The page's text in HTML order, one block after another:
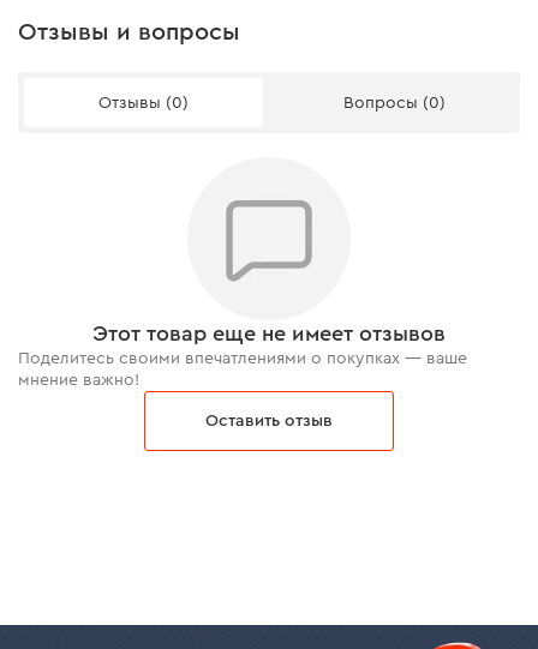
Отзывы и вопросы
Отзывы (0) Вопросы (0)
Этот товар еще не имеет отзывов
Поделитесь своими впечатлениями о покупках — ваше
мнение важно!
Оставить отзыв